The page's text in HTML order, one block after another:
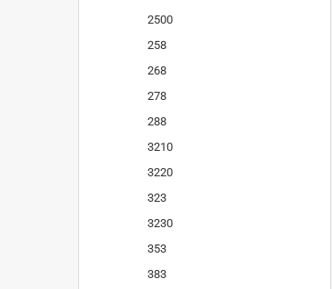
2500
258
268
278
288
3210
3220
323
3230
353
383